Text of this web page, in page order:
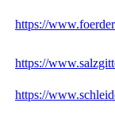
https://
https://
https://